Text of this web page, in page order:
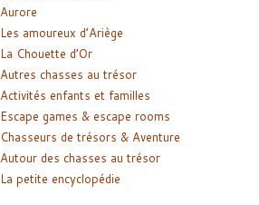
Aurore
Les amoureux d’Ariège
La Chouette d’Or
Autres chasses au trésor
Activités enfants et familles
Escape games & escape rooms
Chasseurs de trésors & Aventure
Autour des chasses au trésor
La petite encyclopédie